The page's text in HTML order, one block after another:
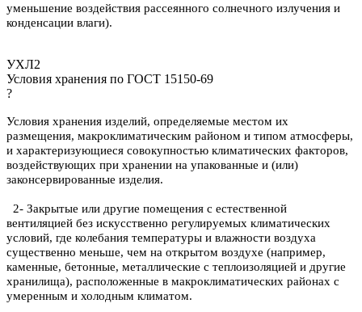
уменьшение воздействия рассеянного солнечного излучения и
конденсации влаги).
УХЛ2
Условия хранения по ГОСТ 15150-69
?
Условия хранения изделий, определяемые местом их
размещения, макроклиматическим районом и типом атмосферы,
и характеризующиеся совокупностью климатических факторов,
воздействующих при хранении на упакованные и (или)
законсервированные изделия.
2- Закрытые или другие помещения с естественной
вентиляцией без искусственно регулируемых климатических
условий, где колебания температуры и влажности воздуха
существенно меньше, чем на открытом воздухе (например,
каменные, бетонные, металлические с теплоизоляцией и другие
хранилища), расположенные в макроклиматических районах с
умеренным и холодным климатом.